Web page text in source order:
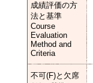
成績評価の方
法と基準
Course
Evaluation
Method and
Criteria
不可(F)と欠席